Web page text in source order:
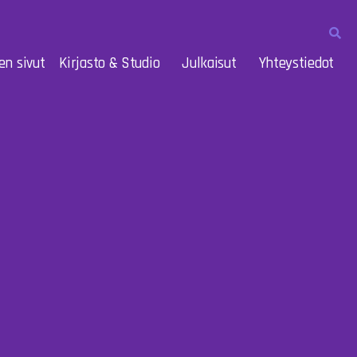
sivut Kirjasto & Studio Julkaisut Yhteystiedot